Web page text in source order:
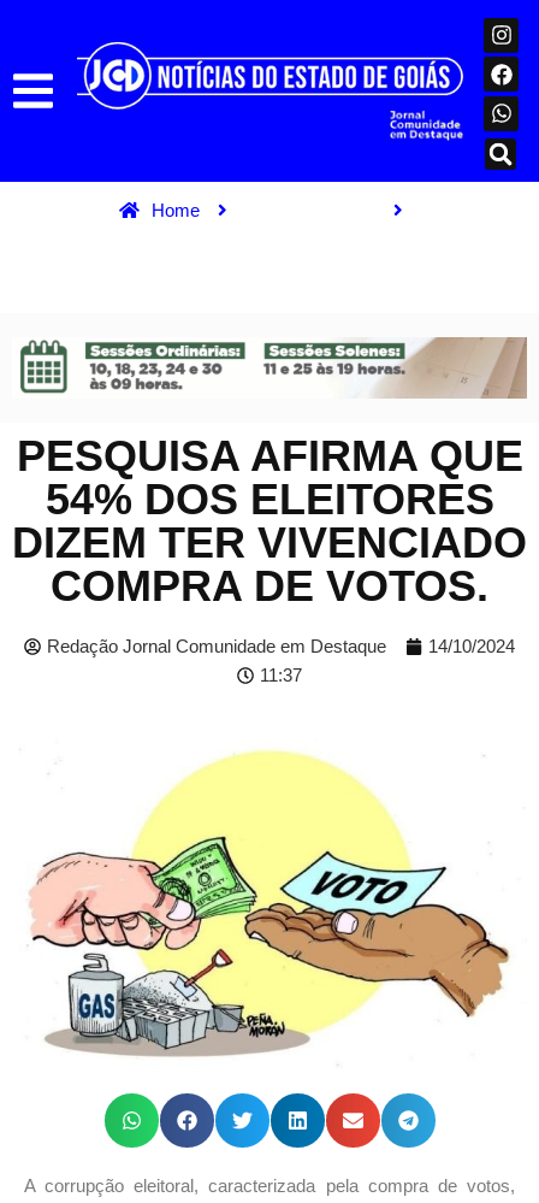
Home
PESQUISA AFIRMA QUE
54% DOS ELEITORES
DIZEM TER VIVENCIADO
COMPRA DE VOTOS.
Redação Jornal Comunidade em Destaque
14/10/2024
11:37
A corrupção eleitoral, caracterizada pela compra de votos,